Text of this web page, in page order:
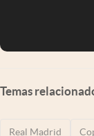
Temas
Real Madrid